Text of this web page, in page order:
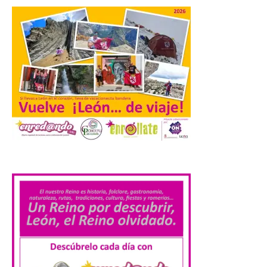
Transportes activa un
dispositivo especial para
facilitar la movilidad
durante el eclipse total de
Sol del 12 de agosto
9 Ago 2026
Renfe reforzará servicios
de Media Distancia
de Castilla y León. En los principales
los servicios de Cercanías con mayor
afluencia de pasajeros. La Dirección […]
La Feria Internacional de